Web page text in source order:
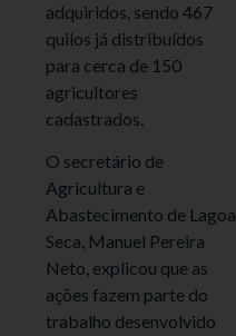
adquiridos, sendo 467
quilos já distribuídos
para cerca de 150
agricultores
cadastrados.
O secretário de
Agricultura e
Abastecimento de Lagoa
Seca, Manuel Pereira
Neto, explicou que as
ações fazem parte do
trabalho desenvolvido